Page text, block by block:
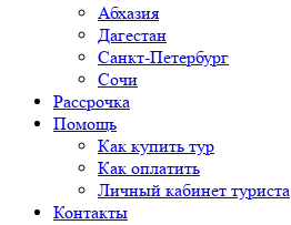
Абхазия
Дагестан
Санкт-Петербург
Сочи
Рассрочка
Помощь
Как купить тур
Как оплатить
Личный кабинет туриста
Контакты